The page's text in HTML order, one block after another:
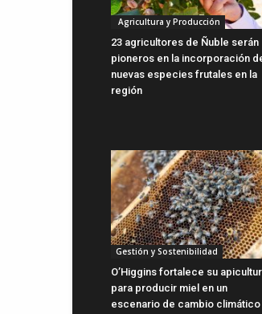
Agricultura y Producción
23 agricultores de Ñuble serán
pioneros en la incorporación
nuevas especies frutales en la
región
Gestión y Sostenibilidad
O’Higgins fortalece su
para producir miel en un
escenario de cambio climático